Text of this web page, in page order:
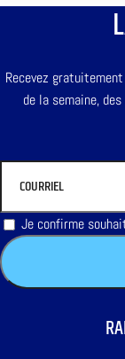
Recevez
de la semaine,
Je confirme